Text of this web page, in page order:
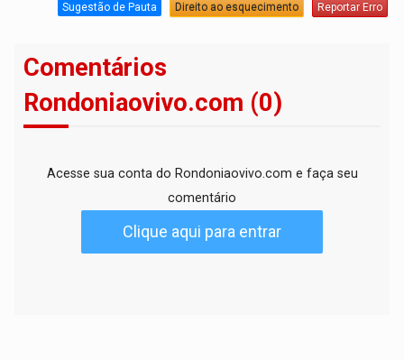
Sugestão de Pauta Direito ao esquecimento Reportar Erro
Comentários
Rondoniaovivo.com (0)
Acesse sua conta do Rondoniaovivo.com e faça seu
comentário
Clique aqui para entrar